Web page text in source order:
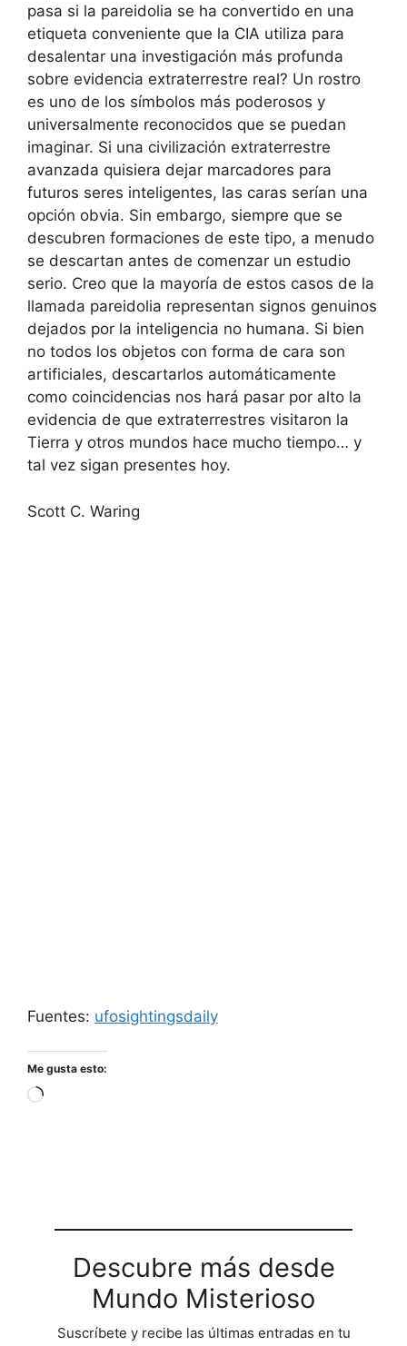
pasa si la pareidolia se ha convertido en una
etiqueta conveniente que la CIA utiliza para
desalentar una investigación más profunda
sobre evidencia extraterrestre real? Un rostro
es uno de los símbolos más poderosos y
universalmente reconocidos que se puedan
imaginar. Si una civilización extraterrestre
avanzada quisiera dejar marcadores para
futuros seres inteligentes, las caras serían una
opción obvia. Sin embargo, siempre que se
descubren formaciones de este tipo, a menudo
se descartan antes de comenzar un estudio
serio. Creo que la mayoría de estos casos de la
llamada pareidolia representan signos genuinos
dejados por la inteligencia no humana. Si bien
no todos los objetos con forma de cara son
artificiales, descartarlos automáticamente
como coincidencias nos hará pasar por alto la
evidencia de que extraterrestres visitaron la
Tierra y otros mundos hace mucho tiempo… y
tal vez sigan presentes hoy.
Scott C. Waring
Fuentes: ufosightingsdaily
Me gusta esto:
Cargando...
Descubre más desde
Mundo Misterioso
Suscríbete y recibe las últimas entradas en tu